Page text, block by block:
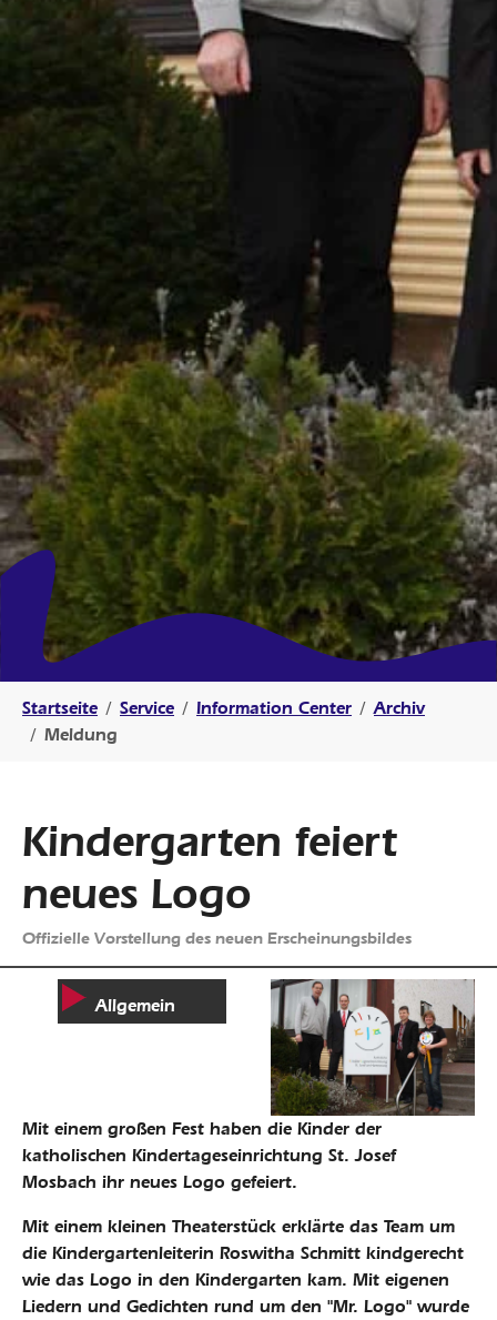
Startseite Service Information Center
Archiv
Meldung
Kindergarten feiert
neues Logo
Offizielle Vorstellung des neuen Erscheinungsbildes
Allgemein
Mit einem großen Fest haben die Kinder der
katholischen Kindertageseinrichtung St. Josef
Mosbach ihr neues Logo gefeiert.
Mit einem kleinen Theaterstück erklärte das Team um
die Kindergartenleiterin Roswitha Schmitt kindgerecht
wie das Logo in den Kindergarten kam. Mit eigenen
Liedern und Gedichten rund um den "Mr. Logo" wurde